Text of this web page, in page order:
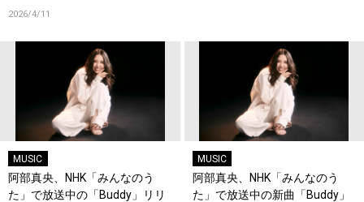
2026/4/11
MUSIC
阿部真央、NHK「みんなのう
た」で放送中の「Buddy」リリ
MUSIC
阿部真央、NHK「みんなのう
た」で放送中の新曲「Buddy」